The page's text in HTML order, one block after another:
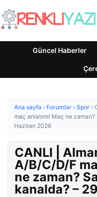
Güncel Haberler
Ana sayfa › Forumlar › Spor ›
maç anlatımı! Maç ne
Haziran 2026
CANLI |
A/B/C/D/F
ne zaman?
kanalda? –